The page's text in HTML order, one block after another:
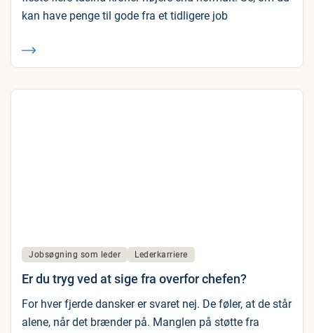
kan have penge til gode fra et tidligere job
Jobsøgning som leder Lederkarriere
Er du tryg ved at sige fra overfor chefen?
For hver fjerde dansker er svaret nej. De føler, at de står
alene, når det brænder på. Manglen på støtte fra